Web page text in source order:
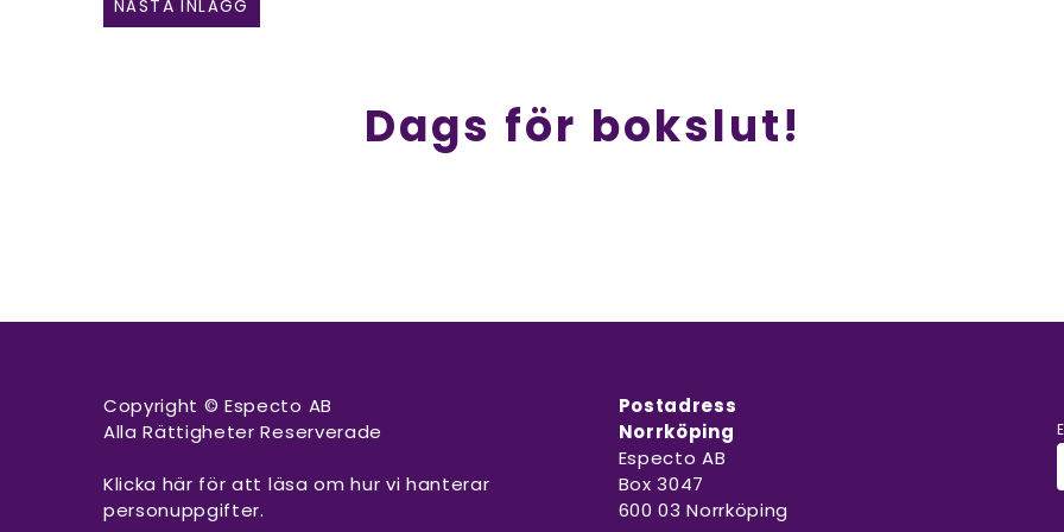
NÄSTA INLÄGG
Dags för bokslut!
Copyright © Especto AB
Alla Rättigheter Reserverade
Klicka här för att läsa om hur vi hanterar
personuppgifter.
Postadress
Norrköping
Especto AB
Box 3047
600 03 Norrköping